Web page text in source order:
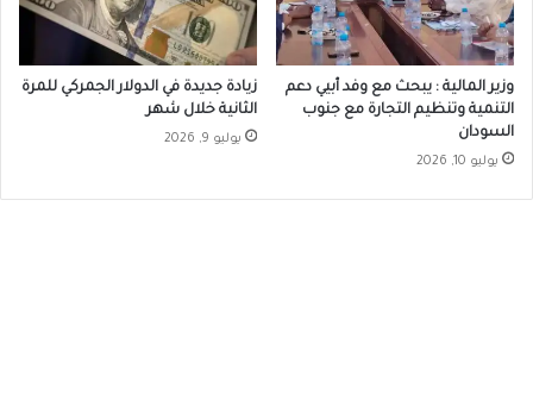
وزير المالية : يبحث مع وفد أبيي دعم
التنمية وتنظيم التجارة مع جنوب
السودان
يوليو 10, 2026
زيادة جديدة في الدولار الجمركي للمرة
الثانية خلال شهر
يوليو 9, 2026